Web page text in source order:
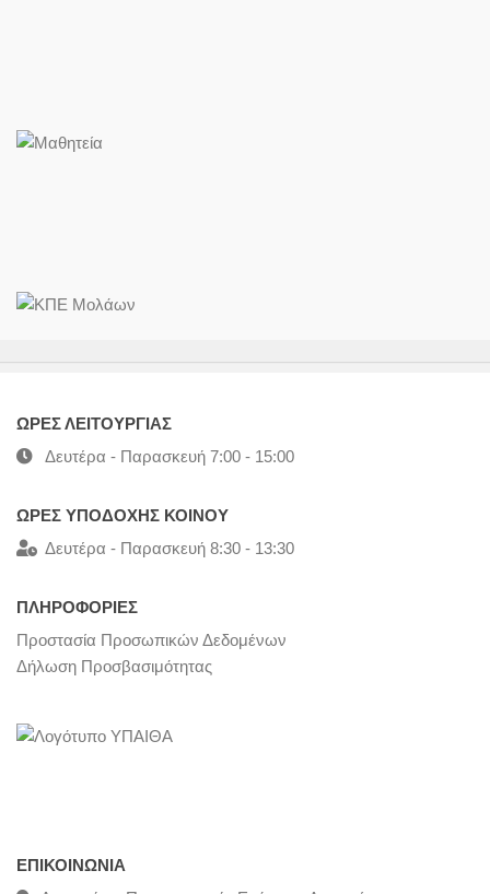
ΩΡΕΣ ΛΕΙΤΟΥΡΓΙΑΣ
Δευτέρα - Παρασκευή 7:00 - 15:00
ΩΡΕΣ ΥΠΟΔΟΧΗΣ ΚΟΙΝΟΥ
Δευτέρα - Παρασκευή 8:30 - 13:30
ΠΛΗΡΟΦΟΡΙΕΣ
Προστασία Προσωπικών Δεδομένων
Δήλωση Προσβασιμότητας
ΕΠΙΚΟΙΝΩΝΊΑ